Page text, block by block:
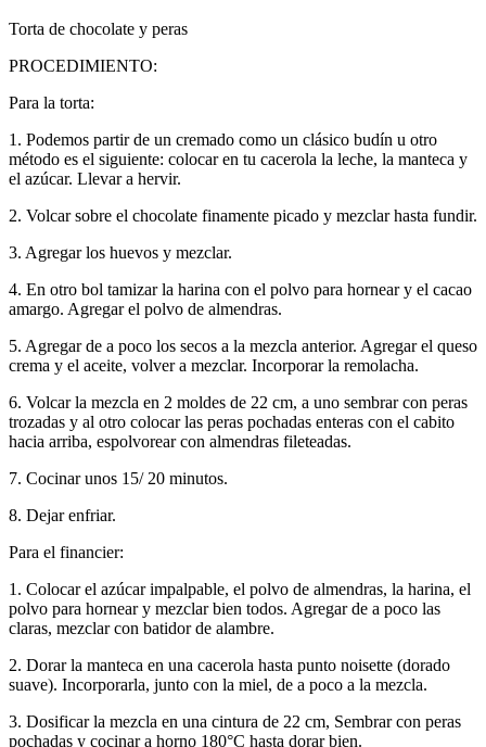
Torta de chocolate y peras
PROCEDIMIENTO:
Para la torta:
1. Podemos partir de un cremado como un clásico budín u otro
método es el siguiente: colocar en tu cacerola la leche, la manteca y
el azúcar. Llevar a hervir.
2. Volcar sobre el chocolate finamente picado y mezclar hasta fundir.
3. Agregar los huevos y mezclar.
4. En otro bol tamizar la harina con el polvo para hornear y el cacao
amargo. Agregar el polvo de almendras.
5. Agregar de a poco los secos a la mezcla anterior. Agregar el queso
crema y el aceite, volver a mezclar. Incorporar la remolacha.
6. Volcar la mezcla en 2 moldes de 22 cm, a uno sembrar con peras
trozadas y al otro colocar las peras pochadas enteras con el cabito
hacia arriba, espolvorear con almendras fileteadas.
7. Cocinar unos 15/ 20 minutos.
8. Dejar enfriar.
Para el financier:
1. Colocar el azúcar impalpable, el polvo de almendras, la harina, el
polvo para hornear y mezclar bien todos. Agregar de a poco las
claras, mezclar con batidor de alambre.
2. Dorar la manteca en una cacerola hasta punto noisette (dorado
suave). Incorporarla, junto con la miel, de a poco a la mezcla.
3. Dosificar la mezcla en una cintura de 22 cm, Sembrar con peras
pochadas y cocinar a horno 180°C hasta dorar bien.